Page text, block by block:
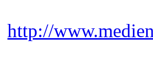
http://